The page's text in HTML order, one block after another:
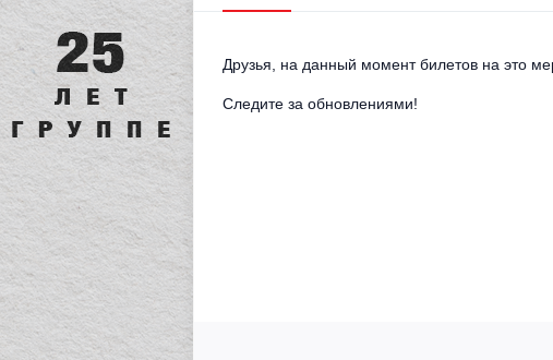
Друзья, на данный момент билетов на это
Следите за обновлениями!